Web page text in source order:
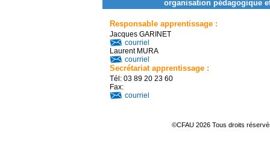
organisation pédagogique
Responsable apprentissage :
Jacques GARINET
courriel
Laurent MURA
courriel
Secrétariat apprentissage :
Tél: 03 89 20 23 60
Fax:
courriel
©CFAU 2026 Tous droits